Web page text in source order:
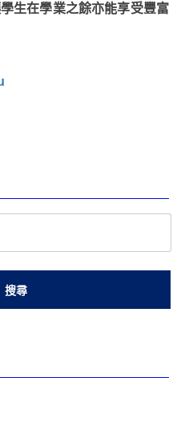
生在學業之餘亦能享受豐富